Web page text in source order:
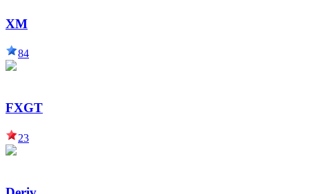
XM
84
FXGT
23